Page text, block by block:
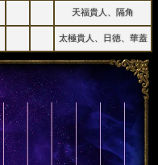
天福貴人、隔角
太極貴人、日徳、華蓋